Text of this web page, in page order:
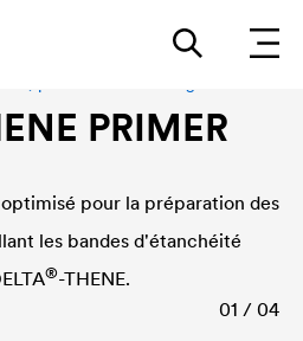
PRIMER
pour la préparation des
les bandes d'étanchéité
®-THENE.
01 / 04